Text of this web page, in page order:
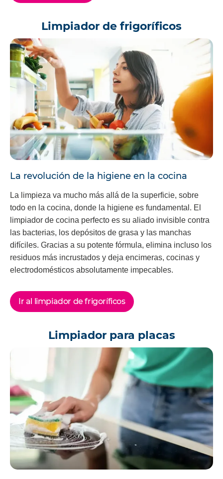
Limpiador de frigoríficos
La revolución de la higiene en la cocina
La limpieza va mucho más allá de la superficie, sobre
todo en la cocina, donde la higiene es fundamental. El
limpiador de cocina perfecto es su aliado invisible contra
las bacterias, los depósitos de grasa y las manchas
difíciles. Gracias a su potente fórmula, elimina incluso los
residuos más incrustados y deja encimeras, cocinas y
electrodomésticos absolutamente impecables.
Ir al limpiador de frigoríficos
Limpiador para placas